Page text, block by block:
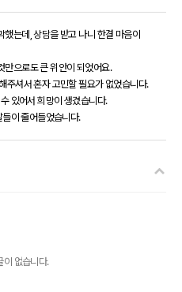
는데, 상담을 받고 나니 한결 마음이
만으로도 큰 위안이 되었어요.
주셔서 혼자 고민할 필요가 없었습니다.
있어서 희망이 생겼습니다.
이 줄어들었습니다.
이 없습니다.